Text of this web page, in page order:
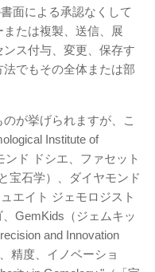
面による承認なくして
たは複製、送信、展
ス付与、変更、保存す
でもその全体または部
が挙げられますが、こ
Institute of
ド ドシエ、ファセット
宝石学）、ダイヤモンド
エイト ジェモロジスト
GemKids（ジェムキッ
and Innovation
精度、イノベーショ